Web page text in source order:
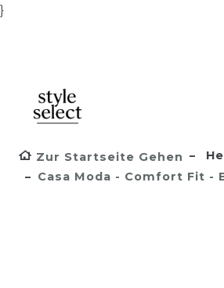
}
Zur Startseite Gehen
Casa Moda - Comfort Fit -